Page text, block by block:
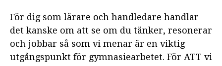
KAPITEL 9: BEDÖMNING AV
GYMNASIEARBETET
För dig som lärare och handledare handlar
det kanske om att se om du tänker, resonerar
och jobbar så som vi menar är en viktig
utgångspunkt för gymnasiearbetet. För ATT vi